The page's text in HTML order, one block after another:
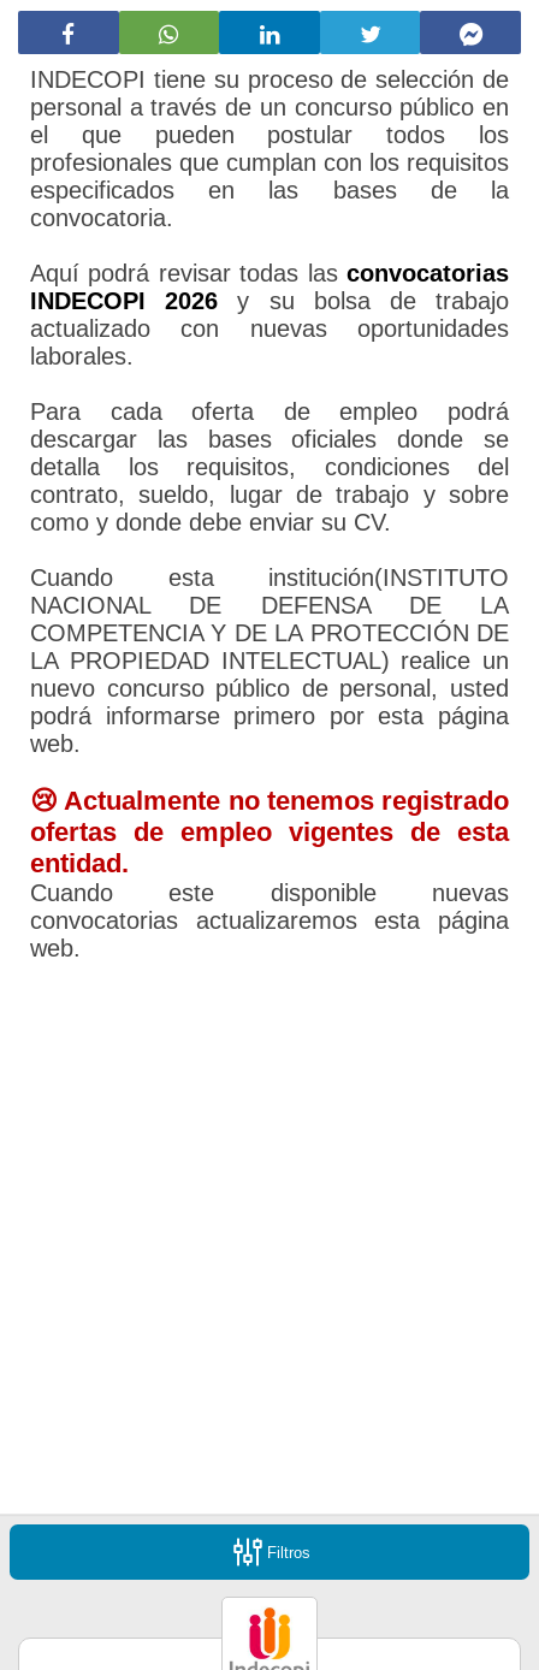
INDECOPI tiene su proceso de selección de
personal a través de un concurso público en
el que pueden postular todos los
profesionales que cumplan con los requisitos
especificados en las bases de la
convocatoria.
Aquí podrá revisar todas las convocatorias
INDECOPI 2026 y su bolsa de trabajo
actualizado con nuevas oportunidades
laborales.
Para cada oferta de empleo podrá
descargar las bases oficiales donde se
detalla los requisitos, condiciones del
contrato, sueldo, lugar de trabajo y sobre
como y donde debe enviar su CV.
Cuando esta institución(INSTITUTO
NACIONAL DE DEFENSA DE LA
COMPETENCIA Y DE LA PROTECCIÓN DE
LA PROPIEDAD INTELECTUAL) realice un
nuevo concurso público de personal, usted
podrá informarse primero por esta página
web.
😢 Actualmente no tenemos registrado
ofertas de empleo vigentes de esta
entidad.
Cuando este disponible nuevas
convocatorias actualizaremos esta página
web.
Filtros